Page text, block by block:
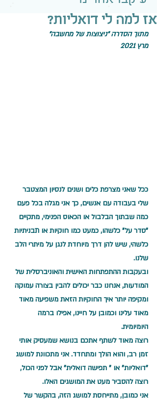
אז למה לי דואליות?
מתוך הסדרה "ניצוצות של מחשבה"
מרץ 2021
ככל שאני מצרפת כלים ושנים לנסיון המצטבר
שלי בעבודה עם אנשים, כך אני מגלה בכל פעם
כמה שבתוך הבלבול או הכאוס הפנימי, מתקיים
"סדר על" כלשהו, כמעט כמו חוקיות או תבניתיות
כלשהי, שיש להן דרך מיוחדת לנגן על מיתרי הלב
שלנו.
ובעקבות ההתפתחות האישית והאוניברסלית של
המודעות, אנחנו כבר יכולים להבין בצורה עמוקה
ומקיפה יותר איך החוקיות הזאת משפיעה מאוד
מאוד עלינו וכמובן על חיינו, אפילו ברמה
היומיומית.
רוצה מאוד לשתף אתכם בנושא שמעסיק אותי
זמן רב, והוא הולך ומתחדד. אני מתכוונת למושג
"דואליות" או " תפישה דואלית" אבל לפני הכול,
רוצה להסביר מעט את המושגים האלו.
אני כמובן, מתייחסת למושג הזה, בהקשר של